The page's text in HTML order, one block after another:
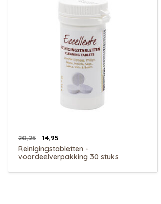
20,25 14,95
Reinigingstabletten -
voordeelverpakking 30 stuks